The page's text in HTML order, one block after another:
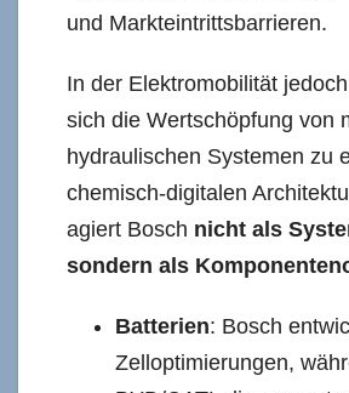
und Markteintrittsbarrieren.
In der Elektromobilität
sich die Wertschöpfung von
hydraulischen Systemen zu
chemisch-digitalen
agiert Bosch nicht als
sondern als
Batterien: Bosch
Zelloptimierungen,